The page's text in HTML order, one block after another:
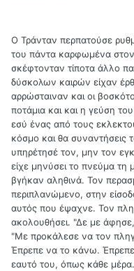
Ο Τράνταν περπατούσε
του πάντα καρφωμένα
σκέφτονταν τίποτα άλλο
δύσκολων καιρών είχαν
αρρώσταιναν και οι
ποτάμια και και η γεύση
εσύ ένας από τους
κόσμο και θα
υπηρέτησέ τον, μην τον
είχε μηνύσει το πνεύμα τη
βγήκαν αληθινά. Τον
περιπλανώμενο, στην
αυτός που έψαχνε. Τον
ακολουθήσει. "Δε με
"Με προκάλεσε να τον
Έπρεπε να το κάνω.
εαυτό του, όπως κάθε